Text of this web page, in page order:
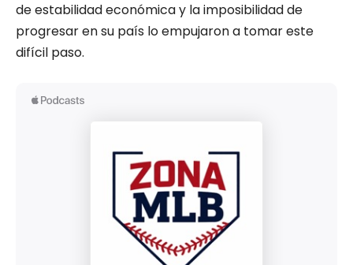
de estabilidad económica y la imposibilidad de
progresar en su país lo empujaron a tomar este
difícil paso.